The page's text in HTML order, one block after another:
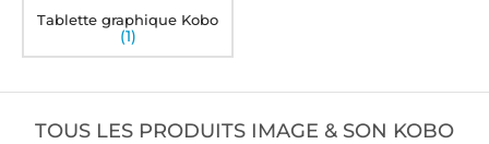
Tablette graphique Kobo
(1)
TOUS LES PRODUITS IMAGE & SON KOBO